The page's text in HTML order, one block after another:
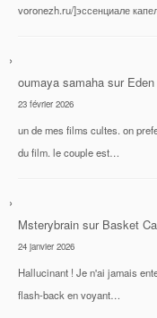
voronezh.ru/]эссенциале
oumaya samaha sur
23 février 2026
un de mes films cultes. on
du film. le couple est…
Msterybrain sur Basket
24 janvier 2026
Hallucinant ! Je n'ai jamais
flash-back en voyant…